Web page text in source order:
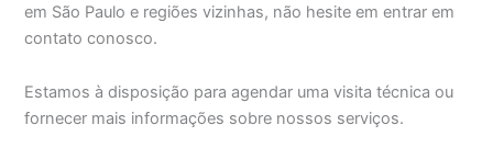
em São Paulo e regiões vizinhas, não hesite em entrar em
contato conosco.
Estamos à disposição para agendar uma visita técnica ou
fornecer mais informações sobre nossos serviços.